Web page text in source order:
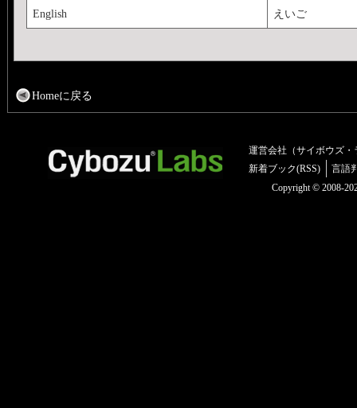
English えいご
Homeに戻る
運営会社（サイボウズ・
新着ブック(RSS)
言語
Copyright © 2008-